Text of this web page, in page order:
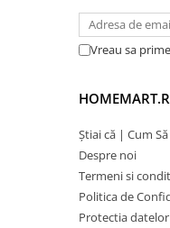
Vreau sa
Știai că | Cum
Despre noi
Termeni si
Politica de
Protectia